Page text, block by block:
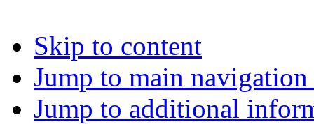
Skip to content
Jump to main
Jump to additional